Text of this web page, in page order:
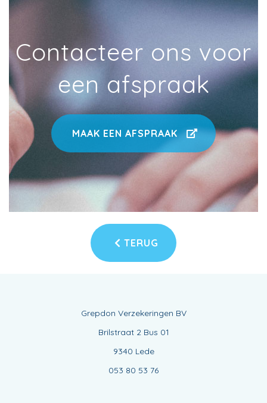
Contacteer ons voor
een afspraak
MAAK EEN AFSPRAAK
TERUG
Grepdon Verzekeringen BV
Brilstraat 2 Bus 01
9340 Lede
053 80 53 76